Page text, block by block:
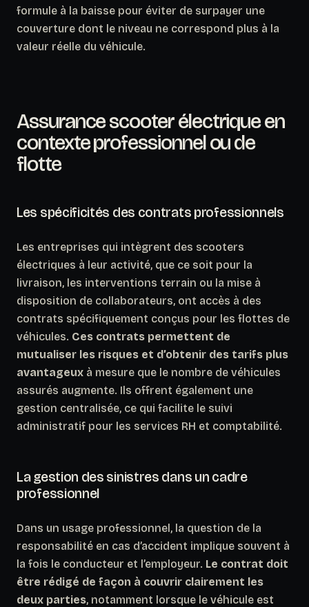
formule à la baisse pour éviter de surpayer une
couverture dont le niveau ne correspond plus à la
valeur réelle du véhicule.
Assurance scooter électrique en
contexte professionnel ou de
flotte
Les spécificités des contrats professionnels
Les entreprises qui intègrent des scooters
électriques à leur activité, que ce soit pour la
livraison, les interventions terrain ou la mise à
disposition de collaborateurs, ont accès à des
contrats spécifiquement conçus pour les flottes de
véhicules. Ces contrats permettent de
mutualiser les risques et d’obtenir des tarifs plus
avantageux à mesure que le nombre de véhicules
assurés augmente. Ils offrent également une
gestion centralisée, ce qui facilite le suivi
administratif pour les services RH et comptabilité.
La gestion des sinistres dans un cadre
professionnel
Dans un usage professionnel, la question de la
responsabilité en cas d’accident implique souvent à
la fois le conducteur et l’employeur. Le contrat doit
être rédigé de façon à couvrir clairement les
deux parties, notamment lorsque le véhicule est